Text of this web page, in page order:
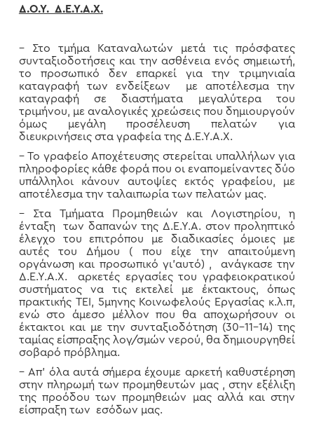
Δ.Ο.Υ. Δ.Ε.Υ.Α.Χ.
– Στο τμήμα Καταναλωτών μετά τις πρόσφατες
συνταξιοδοτήσεις και την ασθένεια ενός σημειωτή,
το προσωπικό δεν επαρκεί για την τριμηνιαία
καταγραφή των ενδείξεων με αποτέλεσμα την
καταγραφή σε διαστήματα μεγαλύτερα του
τριμήνου, με αναλογικές χρεώσεις που δημιουργούν
όμως μεγάλη προσέλευση πελατών για
διευκρινήσεις στα γραφεία της Δ.Ε.Υ.Α.Χ.
– Το γραφείο Αποχέτευσης στερείται υπαλλήλων για
πληροφορίες κάθε φορά που οι εναπομείναντες δύο
υπάλληλοι κάνουν αυτοψίες εκτός γραφείου, με
αποτέλεσμα την ταλαιπωρία των πελατών μας.
– Στα Τμήματα Προμηθειών και Λογιστηρίου, η
ένταξη των δαπανών της Δ.Ε.Υ.Α. στον προληπτικό
έλεγχο του επιτρόπου με διαδικασίες όμοιες με
αυτές του Δήμου ( που είχε την απαιτούμενη
οργάνωση και προσωπικό γι’αυτό) , ανάγκασε την
Δ.Ε.Υ.Α.Χ. αρκετές εργασίες του γραφειοκρατικού
συστήματος να τις εκτελεί με έκτακτους, όπως
πρακτικής ΤΕΙ, 5μηνης Κοινωφελούς Εργασίας κ.λ.π,
ενώ στο άμεσο μέλλον που θα αποχωρήσουν οι
έκτακτοι και με την συνταξιοδότηση (30-11-14) της
ταμίας είσπραξης λογ/σμών νερού, θα δημιουργηθεί
σοβαρό πρόβλημα.
– Απ’ όλα αυτά σήμερα έχουμε αρκετή καθυστέρηση
στην πληρωμή των προμηθευτών μας , στην εξέλιξη
της προόδου των προμηθειών μας αλλά και στην
είσπραξη των εσόδων μας.